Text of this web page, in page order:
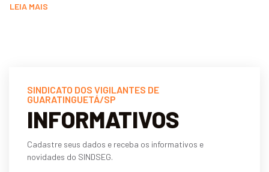
LEIA MAIS
SINDICATO DOS VIGILANTES DE
GUARATINGUETÁ/SP
INFORMATIVOS
Cadastre seus dados e receba os informativos e
novidades do SINDSEG.